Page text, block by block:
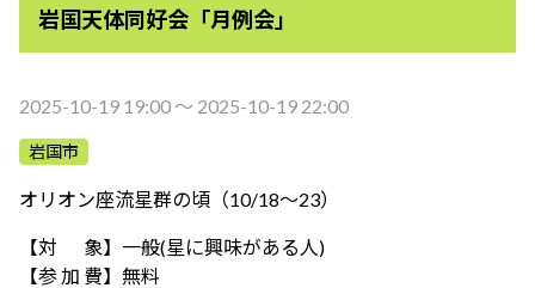
自然環境を守る
ふれあう・学ぶ
岩国天体同好会「月例会」
2025-10-19 19:00 〜 2025-10-19 22:00
岩国市
オリオン座流星群の頃（10/18～23）
【対 象】一般(星に興味がある人)
【参 加 費】無料